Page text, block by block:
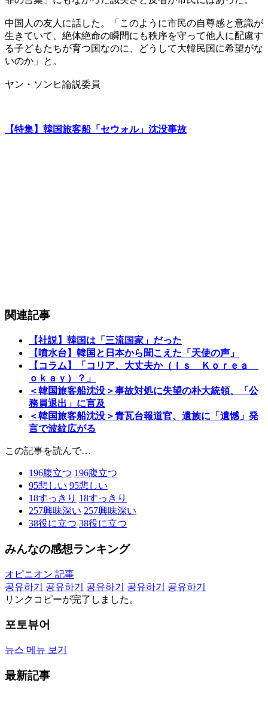
中国人の友人に話した。「このように市民の自尊感と意識が
生きていて、絶体絶命の瞬間にも秩序を守って他人に配慮す
る子どもたちが育つ国なのに、どうして大韓民国に希望がな
いのか」と。
ヤン・ソンヒ論説委員
【特集】韓国旅客船「セウォル」沈没事故
関連記事
【社説】韓国は「三流国家」だった
【噴水台】韓国と日本から聞こえた「天使の声」
【コラム】「コリア、大丈夫か（Ｉｓ Ｋｏｒｅａ
ｏｋａｙ）？」
＜韓国旅客船沈没＞事故対処に失望の朴大統領、「公
務員退出」に言及
＜韓国旅客船沈没＞青瓦台報道官、遺族に「遺憾」発
言で波紋広がる
この記事を読んで…
196腹立つ 196腹立つ
95悲しい 95悲しい
18すっきり 18すっきり
257興味深い 257興味深い
38役に立つ 38役に立つ
みんなの感想ランキング
オピニオン 記事
공유하기
공유하기 공유하기 공유하기
공유하기
リンクコピーが完了しました。
포토뷰어
뉴스 메뉴 보기
最新記事